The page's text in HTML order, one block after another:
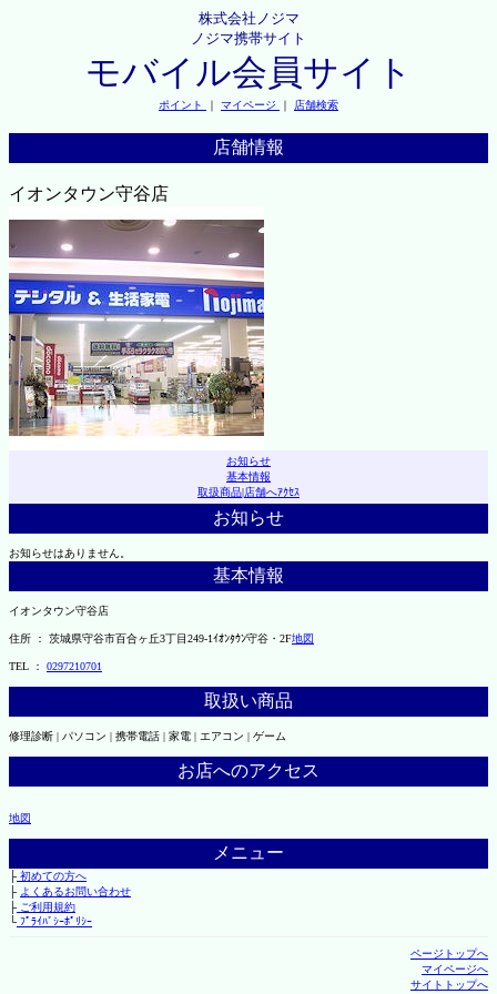
株式会社ノジマ
ノジマ携帯サイト
モバイル会員サイト
ポイント ｜ マイページ ｜ 店舗検索
店舗情報
イオンタウン守谷店
お知らせ
基本情報
取扱商品|店舗へｱｸｾｽ
お知らせ
お知らせはありません。
基本情報
イオンタウン守谷店
住所 ： 茨城県守谷市百合ヶ丘3丁目249-1ｲｵﾝﾀｳﾝ守谷・2F地図
TEL ： 0297210701
取扱い商品
修理診断 | パソコン | 携帯電話 | 家電 | エアコン | ゲーム
お店へのアクセス
地図
メニュー
├初めての方へ
├ よくあるお問い合わせ
├ご利用規約
└ﾌﾟﾗｲﾊﾞｼｰﾎﾟﾘｼｰ
ページトップへ
マイページへ
サイトトップへ